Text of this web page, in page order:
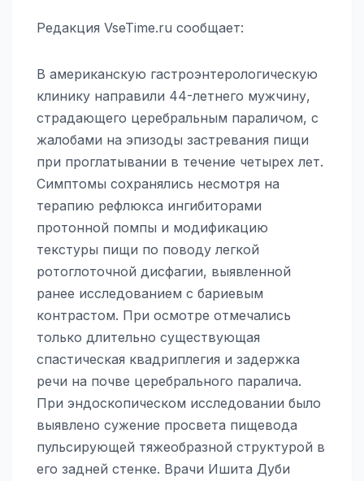
Редакция VseTime.ru сообщает:
В американскую гастроэнтерологическую
клинику направили 44-летнего мужчину,
страдающего церебральным параличом, с
жалобами на эпизоды застревания пищи
при проглатывании в течение четырех лет.
Симптомы сохранялись несмотря на
терапию рефлюкса ингибиторами
протонной помпы и модификацию
текстуры пищи по поводу легкой
ротоглоточной дисфагии, выявленной
ранее исследованием с бариевым
контрастом. При осмотре отмечались
только длительно существующая
спастическая квадриплегия и задержка
речи на почве церебрального паралича.
При эндоскопическом исследовании было
выявлено сужение просвета пищевода
пульсирующей тяжеобразной структурой в
его задней стенке. Врачи Ишита Дуби